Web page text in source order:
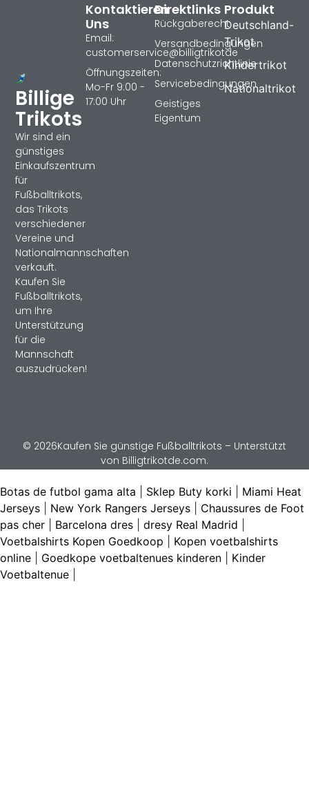
Billige
Trikots
Wir sind ein
günstiges
Einkaufszentrum
für
Fußballtrikots,
das Trikots
verschiedener
Vereine und
Nationalmannschaften
verkauft.
Kaufen Sie
Fußballtrikots,
um Ihre
Unterstützung
für die
Mannschaft
auszudrücken!
Produkt
Deutschland-
Trikot
Kindertrikot
Nationaltrikot
Direktlinks
Rückgaberecht
Versandbedingungen
Datenschutzrichtlinie
Servicebedingungen
Geistiges
Eigentum
Kontaktieren
Uns
Email:
customerservice@billigtrikotde
Öffnungszeiten:
Mo-Fr 9:00 -
17:00 Uhr
© 2026Kaufen Sie günstige Fußballtrikots – Unterstützt
von Billigtrikotde.com.
Botas de futbol gama alta Sklep Buty korki
Miami Heat
Jerseys
New York Rangers Jerseys
Chaussures de Foot
pas cher
Barcelona dres dresy Real Madrid
Voetbalshirts Kopen Goedkoop
Kopen voetbalshirts
online
Goedkope voetbaltenues kinderen
Kinder
Voetbaltenue